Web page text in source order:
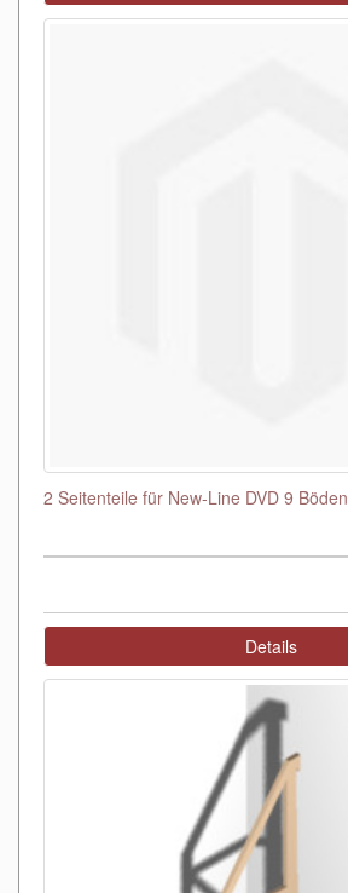
2 Seitenteile für New-Line DVD 9 Böden
Details